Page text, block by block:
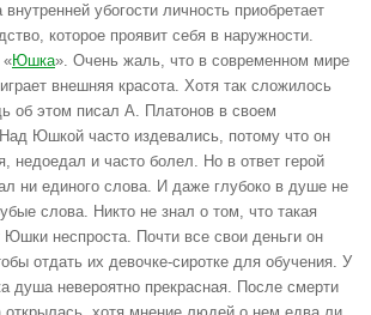
внутренней убогости личность приобретает
которое проявит себя в наружности.
«Юшка». Очень жаль, что в современном мире
внешняя красота. Хотя так сложилось
об этом писал А. Платонов в своем
Юшкой часто издевались, потому что он
недоедал и часто болел. Но в ответ герой
ни единого слова. И даже глубоко в душе не
слова. Никто не знал о том, что такая
Юшки неспроста. Почти все свои деньги он
отдать их девочке-сиротке для обучения. У
душа невероятно прекрасная. После смерти